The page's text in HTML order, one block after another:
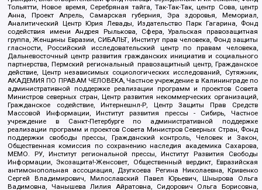
Тольятти, Новое время, Серебряная тайга, Так-Так-Так, центр Сова, центр
Анна, Проект Апрель, Самарская губерния, Эра здоровья, Мемориал,
Аналитический Центр Юрия Левады, Издательство Парк Гагарина, Фонд
содействия имени Андрея Рылькова, Сфера, Уральская правозащитная
группа, Женщины Евразии, СИБАЛЬТ, Институт прав человека, Фонд защиты
гласности, Российский исследовательский центр по правам человека,
Дальневосточный центр развития гражданских инициатив и социального
партнерства, Пермский региональный правозащитный центр, Гражданское
действие, Центр независимых социологических исследований, Сутяжник,
АКАДЕМИЯ ПО ПРАВАМ ЧЕЛОВЕКА, Частное учреждение в Калининграде по
административной поддержке реализации программ и проектов Совета
Министров северных стран, Центр развития некоммерческих организаций,
Гражданское содействие, Интернешнл-Р, Центр Защиты Прав Средств
Массовой Информации, Институт развития прессы - Сибирь, Частное
учреждение в Санкт-Петербурге по административной поддержке
реализации программ и проектов Совета Министров Северных Стран, Фонд
поддержки свободы прессы, Гражданский контроль, Человек и Закон,
Общественная комиссия по сохранению наследия академика Сахарова,
МЕМО. РУ, Институт региональной прессы, Институт Развития Свободы
Информации, Экозащита!-Женсовет, Общественный вердикт, Евразийская
антимонопольная ассоциация, Дзугкоева Регина Николаевна, Кривенко
Сергей Владимирович, Милославский Павел Юрьевич, Шнырова Ольга
Вадимовна, Чанышева Лилия Айратовна, Сидорович Ольга Борисовна,